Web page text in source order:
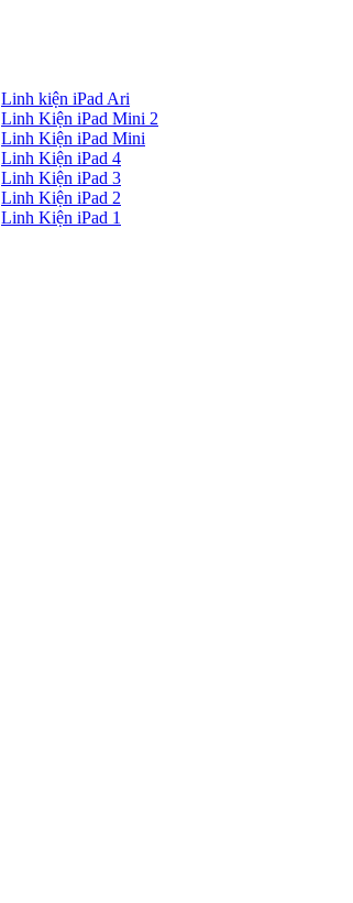
Linh kiện iPad Ari
Linh Kiện iPad Mini 2
Linh Kiện iPad Mini
Linh Kiện iPad 4
Linh Kiện iPad 3
Linh Kiện iPad 2
Linh Kiện iPad 1